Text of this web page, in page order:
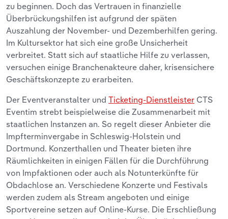
zu beginnen. Doch das Vertrauen in finanzielle
Überbrückungshilfen ist aufgrund der späten
Auszahlung der November- und Dezemberhilfen gering.
Im Kultursektor hat sich eine große Unsicherheit
verbreitet. Statt sich auf staatliche Hilfe zu verlassen,
versuchen einige Branchenakteure daher, krisensichere
Geschäftskonzepte zu erarbeiten.
Der Eventveranstalter und Ticketing-Dienstleister CTS
Eventim strebt beispielweise die Zusammenarbeit mit
staatlichen Instanzen an. So regelt dieser Anbieter die
Impfterminvergabe in Schleswig-Holstein und
Dortmund. Konzerthallen und Theater bieten ihre
Räumlichkeiten in einigen Fällen für die Durchführung
von Impfaktionen oder auch als Notunterkünfte für
Obdachlose an. Verschiedene Konzerte und Festivals
werden zudem als Stream angeboten und einige
Sportvereine setzen auf Online-Kurse. Die Erschließung